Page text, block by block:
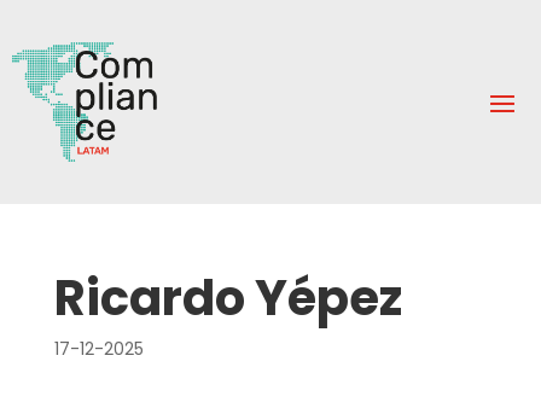
Ricardo Yépez
17-12-2025